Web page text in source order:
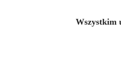
Wszystkim